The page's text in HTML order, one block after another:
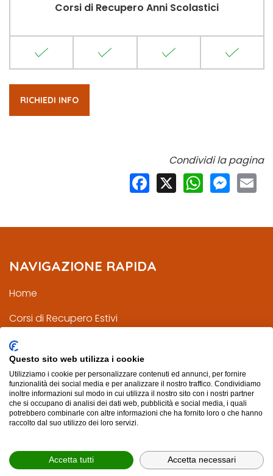
Corsi di Recupero Anni Scolastici
RICHIEDI INFO
Condividi la pagina
Facebook
WhatsApp
NAVIGAZIONE RAPIDA
Home
Corsi di Recupero Estivi
Corsi di Recupero Scuole Superiori
Corsi di Recupero Scuole Medie
Mappa Sito
Privacy Policy
Questo sito web utilizza i cookie
Utilizziamo i cookie per personalizzare contenuti ed annunci, per fornire
funzionalità dei social media e per analizzare il nostro traffico. Condividiamo
inoltre informazioni sul modo in cui utilizza il nostro sito con i nostri partner
che si occupano di analisi dei dati web, pubblicità e social media, i quali
potrebbero combinarle con altre informazioni che ha fornito loro o che hanno
raccolto dal suo utilizzo dei loro servizi.
Accetta tutti Accetta necessari